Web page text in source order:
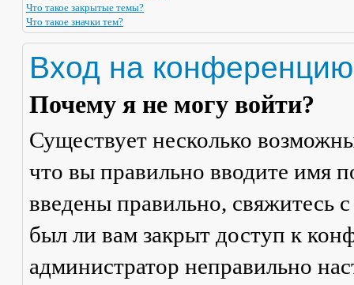
Что такое закрытые темы?
Что такое значки тем?
Вход на
Почему я не могу войти?
Существует несколько
что вы правильно вводите имя
введены правильно, свяжитесь
был ли вам закрыт доступ к
администратор неправильно